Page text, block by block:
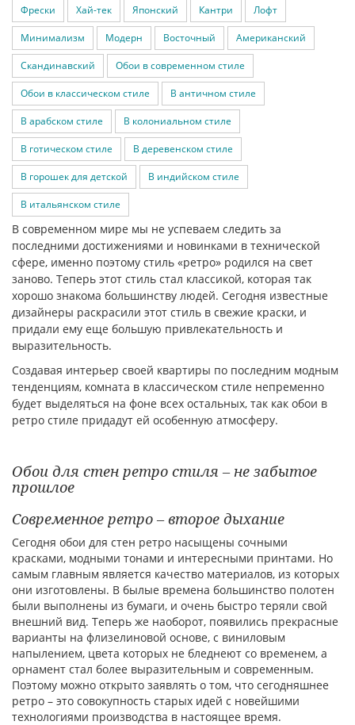
Фрески Хай-тек Японский Кантри Лофт
Минимализм Модерн Восточный Американский
Скандинавский Обои в современном стиле
Обои в классическом стиле В античном стиле
В арабском стиле В колониальном стиле
В готическом стиле В деревенском стиле
В горошек для детской В индийском стиле
В итальянском стиле
В современном мире мы не успеваем следить за
последними достижениями и новинками в технической
сфере, именно поэтому стиль «ретро» родился на свет
заново. Теперь этот стиль стал классикой, которая так
хорошо знакома большинству людей. Сегодня известные
дизайнеры раскрасили этот стиль в свежие краски, и
придали ему еще большую привлекательность и
выразительность.
Создавая интерьер своей квартиры по последним модным
тенденциям, комната в классическом стиле непременно
будет выделяться на фоне всех остальных, так как обои в
ретро стиле придадут ей особенную атмосферу.
Обои для стен ретро стиля – не забытое
прошлое
Современное ретро – второе дыхание
Сегодня обои для стен ретро насыщены сочными
красками, модными тонами и интересными принтами. Но
самым главным является качество материалов, из которых
они изготовлены. В былые времена большинство полотен
были выполнены из бумаги, и очень быстро теряли свой
внешний вид. Теперь же наоборот, появились прекрасные
варианты на флизелиновой основе, с виниловым
напылением, цвета которых не бледнеют со временем, а
орнамент стал более выразительным и современным.
Поэтому можно открыто заявлять о том, что сегодняшнее
ретро – это совокупность старых идей с новейшими
технологиями производства в настоящее время.